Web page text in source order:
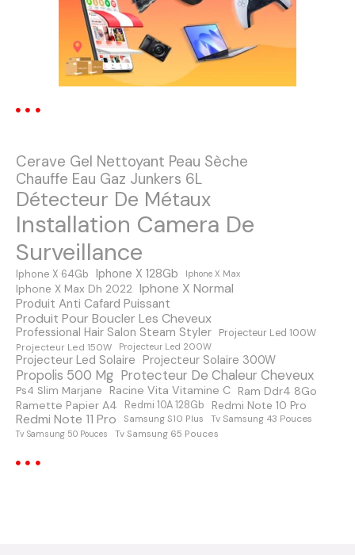
o
d
e
s
m
e
s
s
a
g
e
Cerave Gel Nettoyant Peau Sèche
Chauffe Eau Gaz Junkers 6L
Détecteur De Métaux
Installation Camera De
Surveillance
Iphone X 64Gb Iphone X 128Gb Iphone X Max
Iphone X Max Dh 2022 Iphone X Normal
Produit Anti Cafard Puissant
Produit Pour Boucler Les Cheveux
Professional Hair Salon Steam Styler
Projecteur Led 100W
Projecteur Led 150W
Projecteur Led 200W
Projecteur Led Solaire Projecteur Solaire 300W
Propolis 500 Mg Protecteur De Chaleur Cheveux
Ps4 Slim Marjane Racine Vita Vitamine C Ram Ddr4 8Go
Ramette Papier A4
Redmi 10A 128Gb Redmi Note 10 Pro
Redmi Note 11 Pro Samsung S10 Plus Tv Samsung 43 Pouces
Tv Samsung 50 Pouces Tv Samsung 65 Pouces